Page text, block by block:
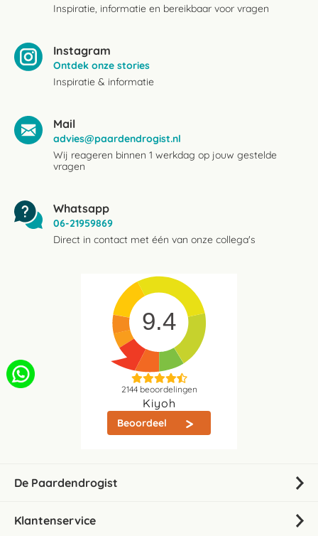
Inspiratie, informatie en bereikbaar voor vragen
Instagram
Ontdek onze stories
Inspiratie & informatie
Mail
advies@paardendrogist.nl
Wij reageren binnen 1 werkdag op jouw gestelde
vragen
Whatsapp
06-21959869
Direct in contact met één van onze collega's
9.4
2144beoordelingen
Kiyoh
Beoordeel
De Paardendrogist
Klantenservice